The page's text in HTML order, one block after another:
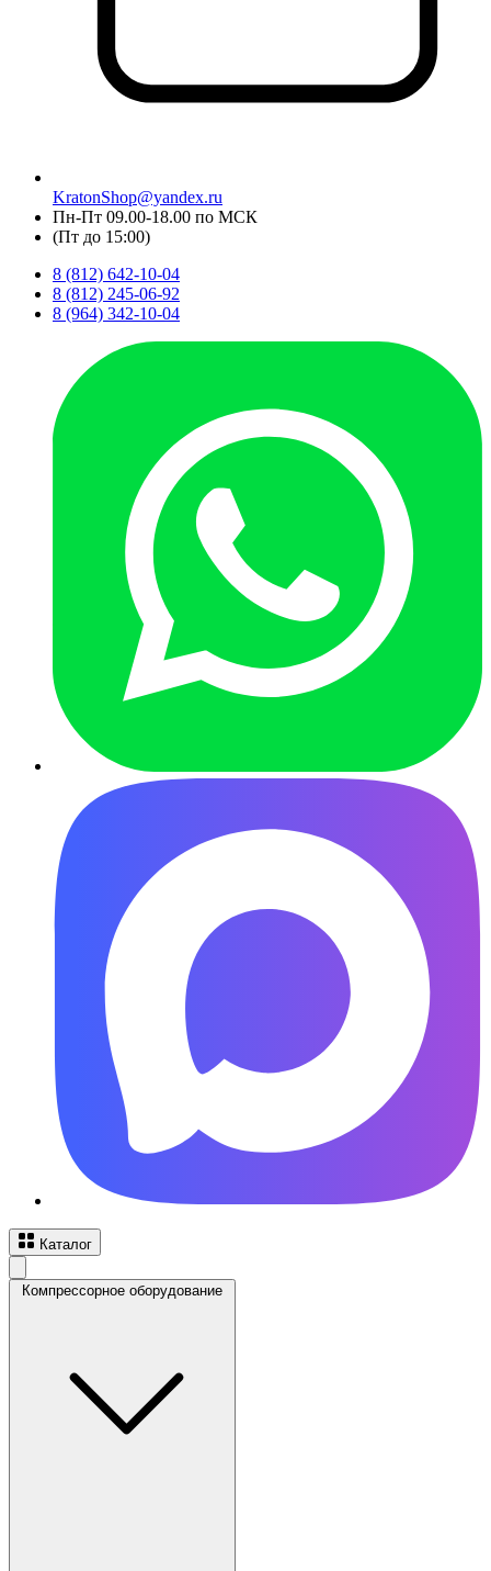
KratonShop@yandex.ru
Пн-Пт 09.00-18.00 по МСК
(Пт до 15:00)
8 (812) 642-10-04
8 (812) 245-06-92
8 (964) 342-10-04
Каталог
Компрессорное оборудование